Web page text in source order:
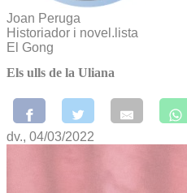
Joan Peruga
Historiador i novel.lista
El Gong
Els ulls de la Uliana
dv., 04/03/2022